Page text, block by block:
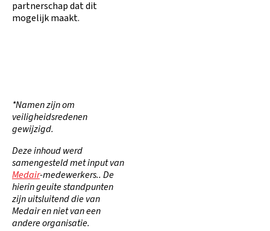
partnerschap dat dit
mogelijk maakt.
*Namen zijn om
veiligheidsredenen
gewijzigd.
Deze inhoud werd
samengesteld met input van
Medair-medewerkers.. De
hierin geuite standpunten
zijn uitsluitend die van
Medair en niet van een
andere organisatie.